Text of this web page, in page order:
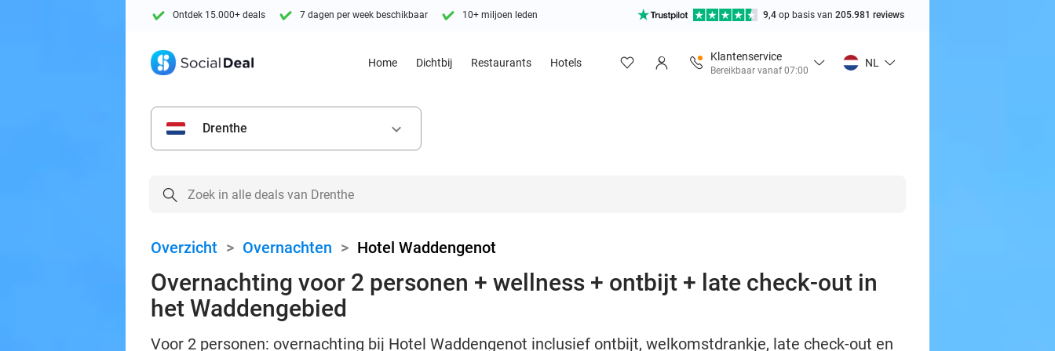
Ontdek 15.000+ deals 7 dagen per week beschikbaar 10+ miljoen leden 9,4 op basis van 205.981 reviews
Home Dichtbij Restaurants Hotels
Klantenservice
Bereikbaar vanaf 07:00
NL
Drenthe keyboard_arrow_down
Overzicht > Overnachten > Hotel Waddengenot
Overnachting voor 2 personen + wellness + ontbijt + late check-out in
het Waddengebied
Voor 2 personen: overnachting bij Hotel Waddengenot inclusief ontbijt, welkomstdrankje, late check-out en